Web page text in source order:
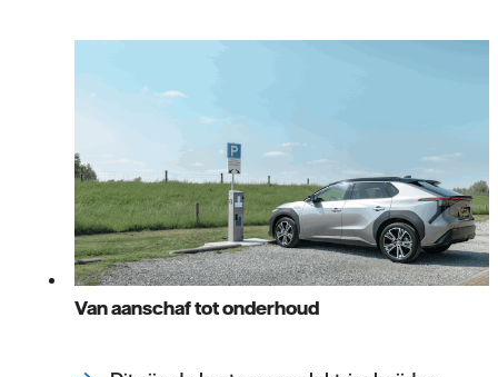
Van aanschaf tot onderhoud